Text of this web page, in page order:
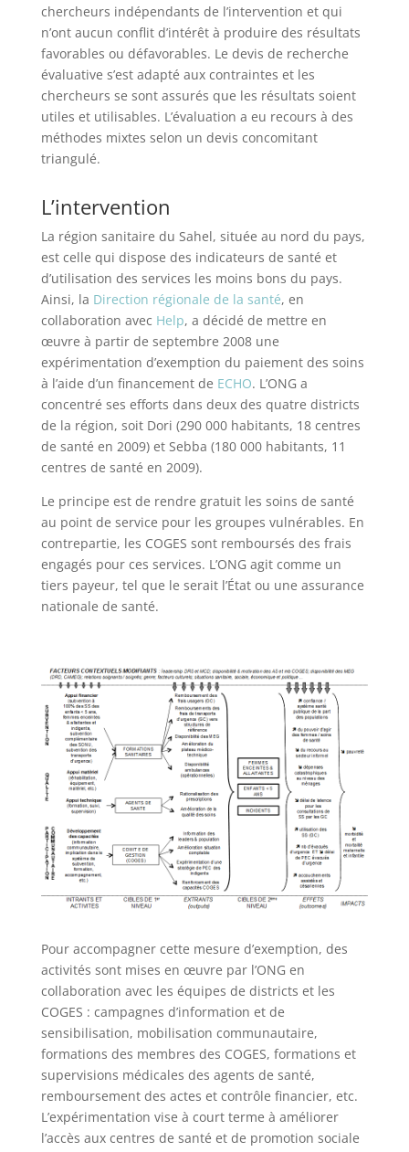
chercheurs indépendants de l’intervention et qui
n’ont aucun conflit d’intérêt à produire des résultats
favorables ou défavorables. Le devis de recherche
évaluative s’est adapté aux contraintes et les
chercheurs se sont assurés que les résultats soient
utiles et utilisables. L’évaluation a eu recours à des
méthodes mixtes selon un devis concomitant
triangulé.
L’intervention
La région sanitaire du Sahel, située au nord du pays,
est celle qui dispose des indicateurs de santé et
d’utilisation des services les moins bons du pays.
Ainsi, la Direction régionale de la santé, en
collaboration avec Help, a décidé de mettre en
œuvre à partir de septembre 2008 une
expérimentation d’exemption du paiement des soins
à l’aide d’un financement de ECHO. L’ONG a
concentré ses efforts dans deux des quatre districts
de la région, soit Dori (290 000 habitants, 18 centres
de santé en 2009) et Sebba (180 000 habitants, 11
centres de santé en 2009).
Le principe est de rendre gratuit les soins de santé
au point de service pour les groupes vulnérables. En
contrepartie, les COGES sont remboursés des frais
engagés pour ces services. L’ONG agit comme un
tiers payeur, tel que le serait l’État ou une assurance
nationale de santé.
Pour accompagner cette mesure d’exemption, des
activités sont mises en œuvre par l’ONG en
collaboration avec les équipes de districts et les
COGES : campagnes d’information et de
sensibilisation, mobilisation communautaire,
formations des membres des COGES, formations et
supervisions médicales des agents de santé,
remboursement des actes et contrôle financier, etc.
L’expérimentation vise à court terme à améliorer
l’accès aux centres de santé et de promotion sociale